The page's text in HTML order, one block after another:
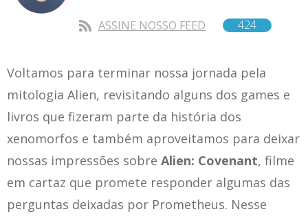
ASSINE NOSSO FEED 424
Voltamos para terminar nossa jornada pela
mitologia Alien, revisitando alguns dos games e
livros que fizeram parte da história dos
xenomorfos e também aproveitamos para deixar
nossas impressões sobre Alien: Covenant, filme
em cartaz que promete responder algumas das
perguntas deixadas por Prometheus. Nesse